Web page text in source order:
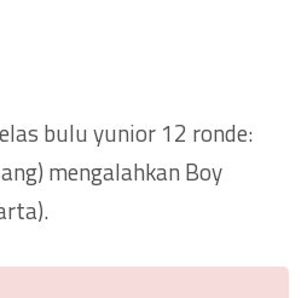
bulu yunior 12 ronde:
mengalahkan Boy